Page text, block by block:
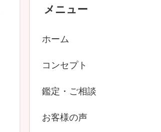
メニュー
ホーム
コンセプト
鑑定・ご相談
お客様の声